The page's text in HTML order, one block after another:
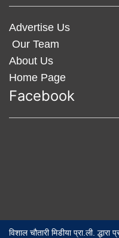
Advertise Us
Our Team
About Us
Home Page
Facebook
विशाल चौतारी मिडीया प्रा.ली.